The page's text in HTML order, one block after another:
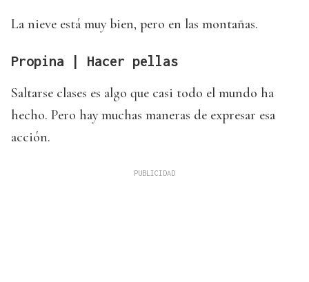
La nieve está muy bien, pero en las montañas.
Propina | Hacer pellas
Saltarse clases es algo que casi todo el mundo ha
hecho. Pero hay muchas maneras de expresar esa
acción.